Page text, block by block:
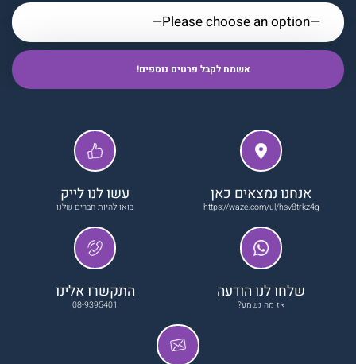
אנחנו נמצאים כאן
https://waze.com/ul/hsv8trkz4g
עשו לנו לייק
בואו להיות חברים שלנו
שלחו לנו הודעה
אז מה נשמע?
התקשרו אלינו
08-9395401